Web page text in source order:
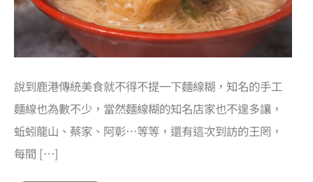
說到鹿港傳統美食就不得不提一下麵線糊，知名的手工
麵線也為數不少，當然麵線糊的知名店家也不遑多讓，
蚯蚓龍山、蔡家、阿彰…等等，還有這次到訪的王罔，
每間 […]